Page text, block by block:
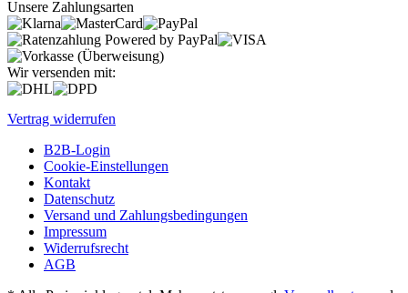
Unsere Zahlungsarten
Wir versenden mit:
Vertrag widerrufen
B2B-Login
Cookie-Einstellungen
Kontakt
Datenschutz
Versand und Zahlungsbedingungen
Impressum
Widerrufsrecht
AGB